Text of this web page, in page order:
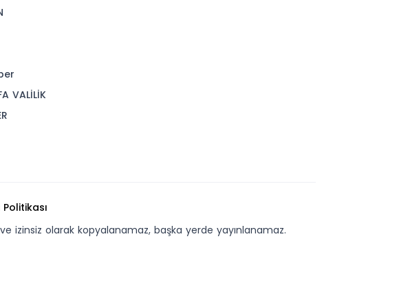
VALİLİK
izinsiz olarak kopyalanamaz, başka yerde yayınlanamaz.